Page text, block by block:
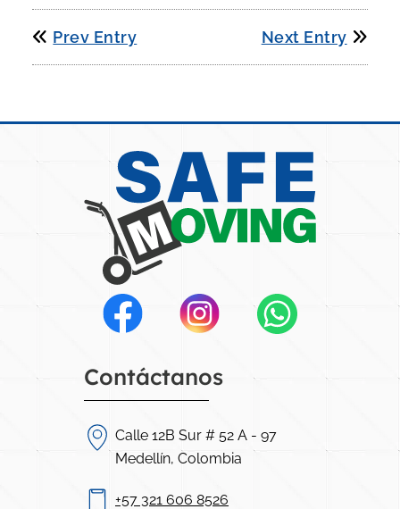
Prev Entry Next Entry
Contáctanos
Calle 12B Sur # 52 A - 97
Medellín, Colombia
+57 321 606 8526